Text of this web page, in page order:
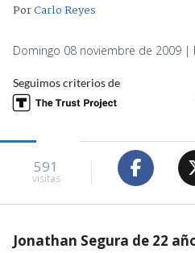
PorCarlo Reyes
Domingo 08 noviembre de 2009 |
Seguimos criterios de
591
visitas
Jonathan Segura de 22